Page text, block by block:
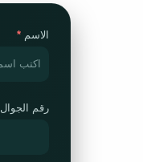
الاسم
رقم الجوال